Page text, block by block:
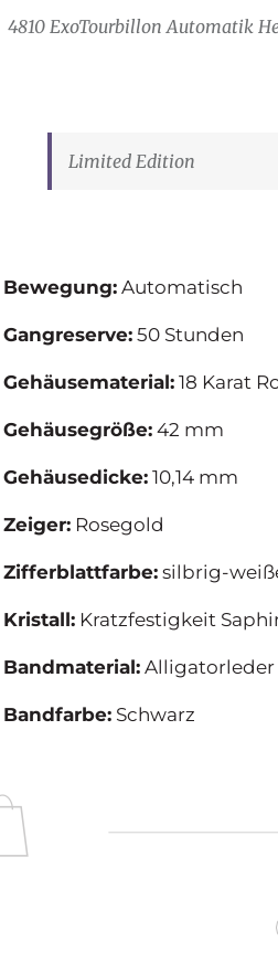
4810 ExoTourbillon Automatik
Limited Edition
Bewegung: Automatisch
Gangreserve: 50 Stunden
Gehäusematerial: 18 Karat
Gehäusegröße: 42 mm
Gehäusedicke: 10,14 mm
Zeiger: Rosegold
Zifferblattfarbe: silbrig-
Kristall: Kratzfestigkeit
Bandmaterial: Alligatorleder
Bandfarbe: Schwarz